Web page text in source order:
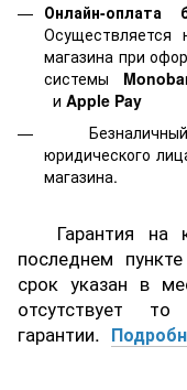
Онлайн-оплата
Осуществляется
магазина при
системы
и Apple Pay
юридического
магазина.
Гарантия
последнем
срок указан в
отсутствует
гарантии.